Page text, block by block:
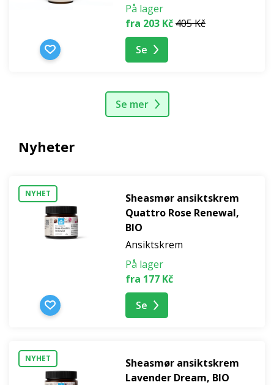
På lager
fra 203 Kč405 Kč
Se
Se mer
Nyheter
NYHET
Sheasmør ansiktskrem
Quattro Rose Renewal,
BIO
Ansiktskrem
På lager
fra 177 Kč
Se
NYHET
Sheasmør ansiktskrem
Lavender Dream, BIO